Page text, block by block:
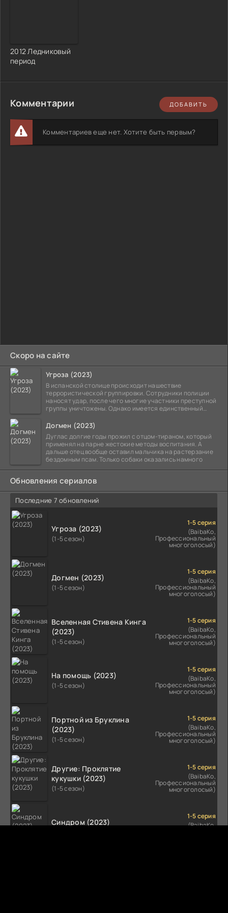
Скоро на сайте
Угроза (2023)
В испанской столице происходит нашествие
террористической группировки. Сотрудники полиции
наносят удар, после чего многие участники преступной
группы уничтожены. Однако имеется единственный
Догмен (2023)
Дуглас долгие годы прожил с отцом-тираном, который
применял на парне жестокие методы воспитания. А
дальше отец вообще оставил мальчика на растерзание
бездомным псам. Только собаки оказались намного
Обновления сериалов
Последние 7 обновлений
Угроза (2023)
(1-5 сезон)
1-5 серия
(BaibaKo,
Профессиональный
многоголосый)
Догмен (2023)
(1-5 сезон)
1-5 серия
(BaibaKo,
Профессиональный
многоголосый)
Вселенная Стивена Кинга
(2023)
(1-5 сезон)
1-5 серия
(BaibaKo,
Профессиональный
многоголосый)
На помощь (2023)
(1-5 сезон)
1-5 серия
(BaibaKo,
Профессиональный
многоголосый)
Портной из Бруклина
(2023)
(1-5 сезон)
1-5 серия
(BaibaKo,
Профессиональный
многоголосый)
Другие: Проклятие
кукушки (2023)
(1-5 сезон)
1-5 серия
(BaibaKo,
Профессиональный
многоголосый)
Синдром (2023)
1-5 серия
(BaibaKo,
2012 Ледниковый
период
Комментарии ДОБАВИТЬ
Комментариев еще нет. Хотите быть первым?